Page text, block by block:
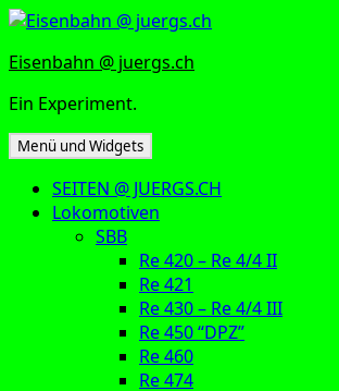
Zum
springen
Eisenbahn @ juergs.ch
Ein Experiment.
Menü und Widgets
SEITEN @ JUERGS.CH
Lokomotiven
SBB
Re 420 – Re 4/4 II
Re 421
Re 430 – Re 4/4 III
Re 450 “DPZ”
Re 460
Re 474